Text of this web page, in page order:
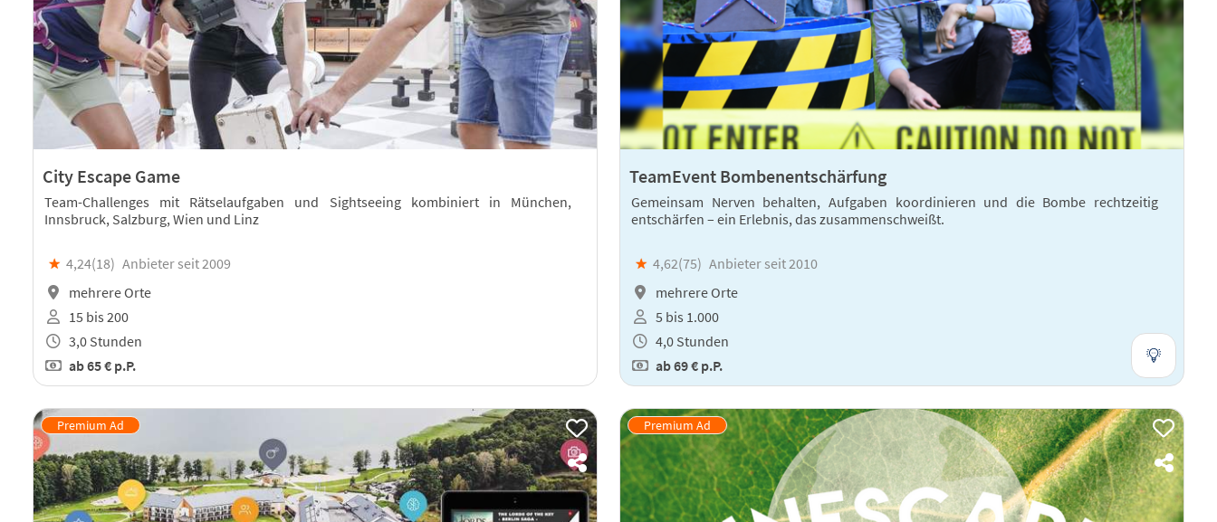
City Escape Game
Team-Challenges mit Rätselaufgaben und Sightseeing kombiniert in München,
Innsbruck, Salzburg, Wien und Linz
★ 4,24(18) Anbieter seit 2009
mehrere Orte
15 bis 200
3,0 Stunden
ab65 € p.P.
TeamEvent Bombenentschärfung
Gemeinsam Nerven behalten, Aufgaben koordinieren und die Bombe rechtzeitig
entschärfen – ein Erlebnis, das zusammenschweißt.
★ 4,62(75) Anbieter seit 2010
mehrere Orte
5 bis 1.000
4,0 Stunden
ab69 € p.P.